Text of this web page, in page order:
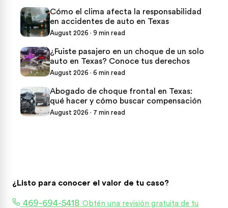
Cómo el clima afecta la responsabilidad
en accidentes de auto en Texas
August 2026 · 9 min read
¿Fuiste pasajero en un choque de un solo
auto en Texas? Conoce tus derechos
August 2026 · 6 min read
Abogado de choque frontal en Texas:
qué hacer y cómo buscar compensación
August 2026 · 7 min read
¿Listo para conocer el valor de tu caso?
469-694-5418 Obtén una revisión gratuita de tu